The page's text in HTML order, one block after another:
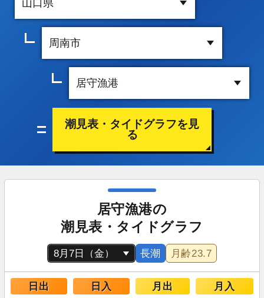
潮見表・タイドグラフを見
る
居守漁港の
潮見表・タイドグラフ
長潮 月齢23.7
日出 日入 月出 月入